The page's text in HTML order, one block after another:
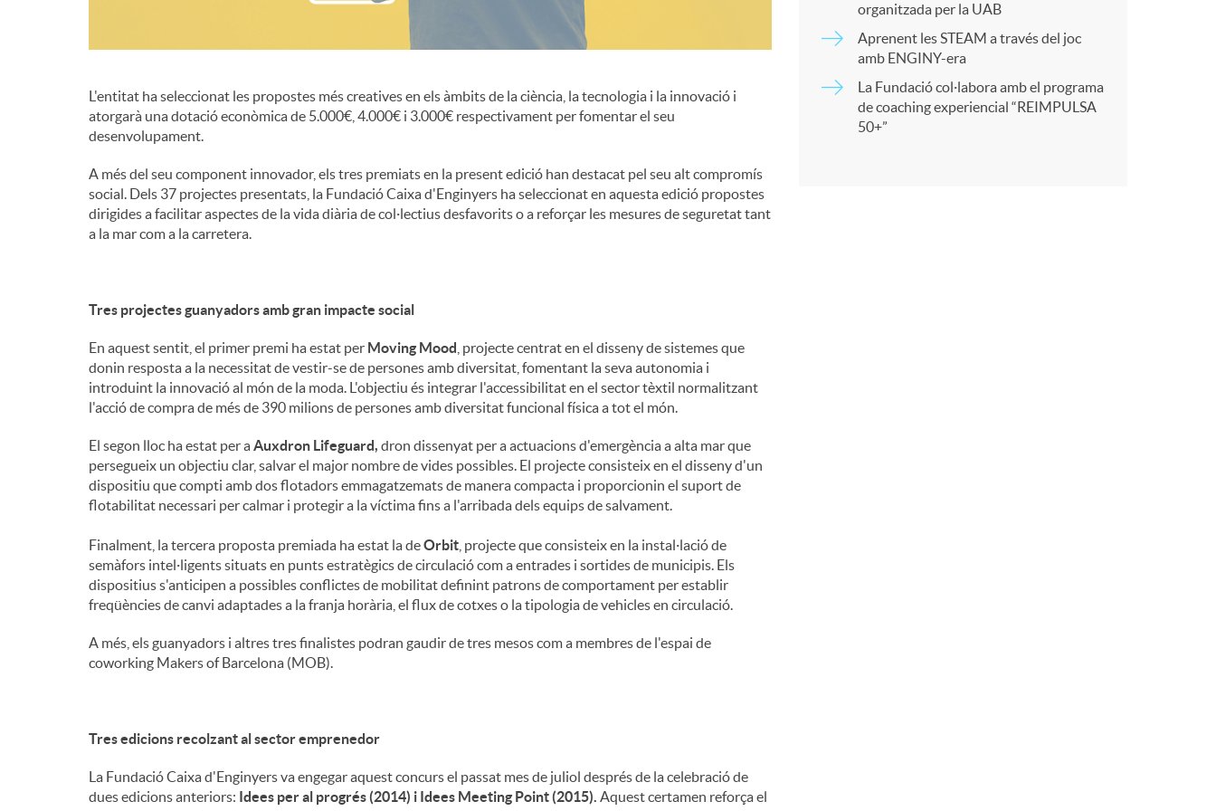
L'entitat ha seleccionat les propostes més creatives en els àmbits de la ciència, la tecnologia i la innovació i
atorgarà una dotació econòmica de 5.000€, 4.000€ i 3.000€ respectivament per fomentar el seu
desenvolupament.
A més del seu component innovador, els tres premiats en la present edició han destacat pel seu alt compromís
social. Dels 37 projectes presentats, la Fundació Caixa d'Enginyers ha seleccionat en aquesta edició propostes
dirigides a facilitar aspectes de la vida diària de col·lectius desfavorits o a reforçar les mesures de seguretat tant
a la mar com a la carretera.
Tres projectes guanyadors amb gran impacte social
En aquest sentit, el primer premi ha estat per Moving Mood , projecte centrat en el disseny de sistemes que
donin resposta a la necessitat de vestir-se de persones amb diversitat, fomentant la seva autonomia i
introduint la innovació al món de la moda. L'objectiu és integrar l'accessibilitat en el sector tèxtil normalitzant
l'acció de compra de més de 390 milions de persones amb diversitat funcional física a tot el món.
El segon lloc ha estat per aAuxdron Lifeguard, dron dissenyat per a actuacions d'emergència a alta mar que
persegueix un objectiu clar, salvar el major nombre de vides possibles. El projecte consisteix en el disseny d'un
dispositiu que compti amb dos flotadors emmagatzemats de manera compacta i proporcionin el suport de
flotabilitat necessari per calmar i protegir a la víctima fins a l'arribada dels equips de salvament.
Finalment, la tercera proposta premiada ha estat la deOrbit , projecte que consisteix en la instal·lació de
semàfors intel·ligents situats en punts estratègics de circulació com a entrades i sortides de municipis. Els
dispositius s'anticipen a possibles conflictes de mobilitat definint patrons de comportament per establir
freqüències de canvi adaptades a la franja horària, el flux de cotxes o la tipologia de vehicles en circulació.
A més, els guanyadors i altres tres finalistes podran gaudir de tres mesos com a membres de l'espai de
coworking Makers of Barcelona (MOB).
Tres edicions recolzant al sector emprenedor
La Fundació Caixa d'Enginyers va engegar aquest concurs el passat mes de juliol després de la celebració de
dues edicions anteriors: Idees per al progrés (2014) i Idees Meeting Point (2015). Aquest certamen reforça el
organitzada per la UAB
Aprenent les STEAM a través del joc
amb ENGINY-era
La Fundació col·labora amb el programa
de coaching experiencial “REIMPULSA
50+”